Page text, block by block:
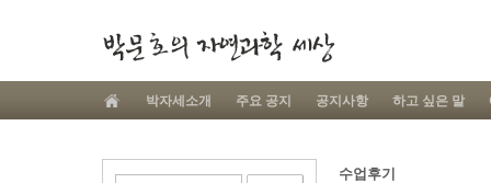
박자세소개 주요 공지 공지사항 하고 싶은 말
수업후기